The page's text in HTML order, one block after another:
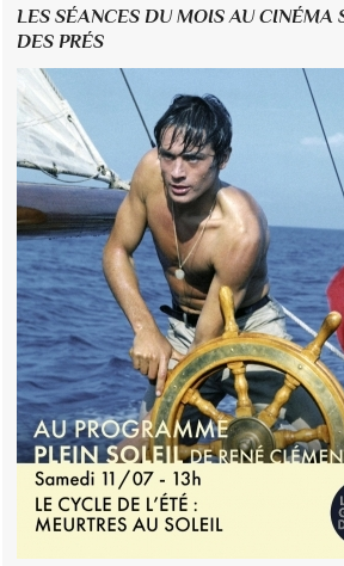
LES SÉANCES DU MOIS AU CINÉMA
DES PRÉS